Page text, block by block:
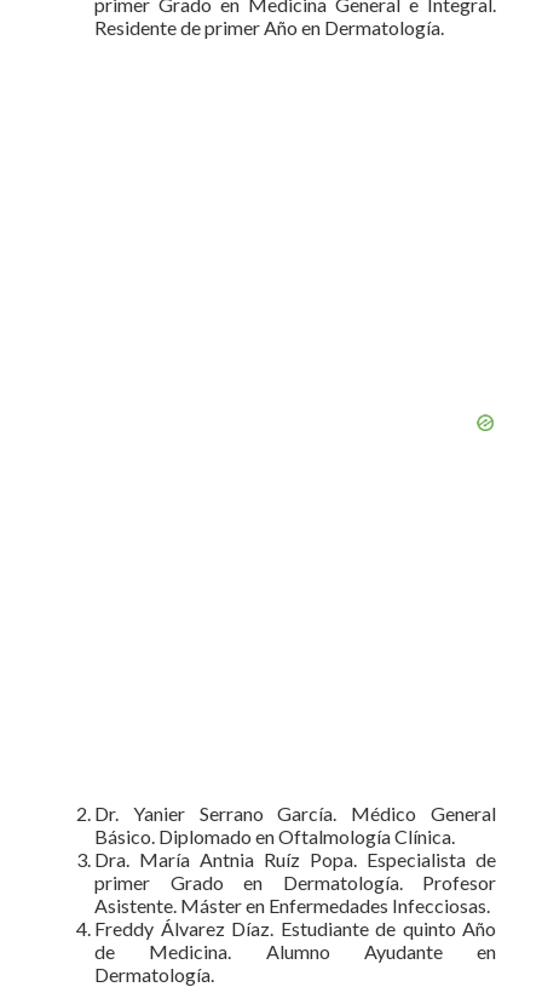
Residente de primer Año en Dermatología.
Dr. Yanier Serrano García. Médico General
Básico. Diplomado en Oftalmología Clínica.
Dra. María Antnia Ruíz Popa. Especialista de
primer Grado en Dermatología. Profesor
Asistente. Máster en Enfermedades Infecciosas.
Freddy Álvarez Díaz. Estudiante de quinto Año
de Medicina. Alumno Ayudante en
Dermatología.